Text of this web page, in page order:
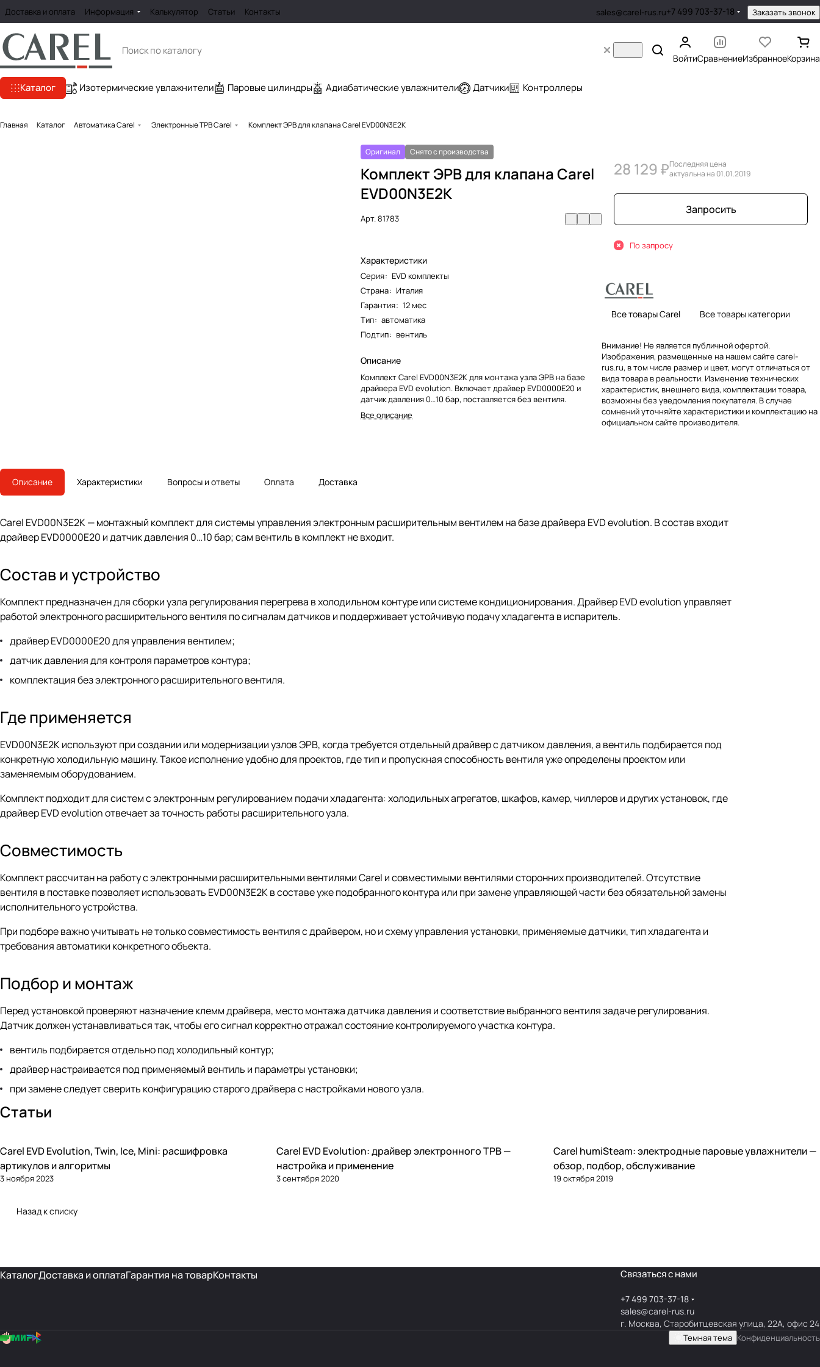
Доставка и оплата Информация Калькулятор Статьи Контакты sales@carel-rus.ru+7 499 703-37-18 Заказать звонок
ВойтиСравнениеИзбранноеКорзина
Каталог Изотермические увлажнители Паровые цилиндры Адиабатические увлажнители Датчики Контроллеры
Главная Каталог Автоматика Carel Электронные ТРВ Carel Комплект ЭРВ для клапана Carel EVD00N3E2K
Оригинал Снято с производства
Комплект ЭРВ для клапана Carel
EVD00N3E2K
Арт.81783
Характеристики
Серия: EVD комплекты
Страна: Италия
Гарантия: 12 мес
Тип: автоматика
Подтип: вентиль
Описание
Комплект Carel EVD00N3E2K для монтажа узла ЭРВ на базе
драйвера EVD evolution. Включает драйвер EVD0000E20 и
датчик давления 0…10 бар, поставляется без вентиля.
Все описание
28 129 ₽Последняя цена
актуальна на 01.01.2019
Запросить
По запросу
Все товары Carel Все товары категории
Внимание! Не является публичной офертой.
Изображения, размещенные на нашем сайте carel-
rus.ru, в том числе размер и цвет, могут отличаться от
вида товара в реальности. Изменение технических
характеристик, внешнего вида, комплектации товара,
возможны без уведомления покупателя. В случае
сомнений уточняйте характеристики и комплектацию на
официальном сайте производителя.
Описание Характеристики Вопросы и ответы Оплата Доставка
Carel EVD00N3E2K — монтажный комплект для системы управления электронным расширительным вентилем на базе драйвера EVD evolution. В состав входит
драйвер EVD0000E20 и датчик давления 0…10 бар; сам вентиль в комплект не входит.
Состав и устройство
Комплект предназначен для сборки узла регулирования перегрева в холодильном контуре или системе кондиционирования. Драйвер EVD evolution управляет
работой электронного расширительного вентиля по сигналам датчиков и поддерживает устойчивую подачу хладагента в испаритель.
драйвер EVD0000E20 для управления вентилем;
датчик давления для контроля параметров контура;
комплектация без электронного расширительного вентиля.
Где применяется
EVD00N3E2K используют при создании или модернизации узлов ЭРВ, когда требуется отдельный драйвер с датчиком давления, а вентиль подбирается под
конкретную холодильную машину. Такое исполнение удобно для проектов, где тип и пропускная способность вентиля уже определены проектом или
заменяемым оборудованием.
Комплект подходит для систем с электронным регулированием подачи хладагента: холодильных агрегатов, шкафов, камер, чиллеров и других установок, где
драйвер EVD evolution отвечает за точность работы расширительного узла.
Совместимость
Комплект рассчитан на работу с электронными расширительными вентилями Carel и совместимыми вентилями сторонних производителей. Отсутствие
вентиля в поставке позволяет использовать EVD00N3E2K в составе уже подобранного контура или при замене управляющей части без обязательной замены
исполнительного устройства.
При подборе важно учитывать не только совместимость вентиля с драйвером, но и схему управления установки, применяемые датчики, тип хладагента и
требования автоматики конкретного объекта.
Подбор и монтаж
Перед установкой проверяют назначение клемм драйвера, место монтажа датчика давления и соответствие выбранного вентиля задаче регулирования.
Датчик должен устанавливаться так, чтобы его сигнал корректно отражал состояние контролируемого участка контура.
вентиль подбирается отдельно под холодильный контур;
драйвер настраивается под применяемый вентиль и параметры установки;
при замене следует сверить конфигурацию старого драйвера с настройками нового узла.
Статьи
Автоматика и контроллеры
Carel EVD Evolution, Twin, Ice, Mini: расшифровка
артикулов и алгоритмы
3 ноября 2023
Автоматика и контроллеры
Carel EVD Evolution: драйвер электронного ТРВ —
настройка и применение
3 сентября 2020
Увлажнение
Carel humiSteam: электродные паровые увлажнители —
обзор, подбор, обслуживание
19 октября 2019
Назад к списку
КаталогДоставка и оплатаГарантия на товарКонтакты Связаться с нами
+7 499 703-37-18
sales@carel-rus.ru
г. Москва, Старобитцевская улица, 22А, офис 24
Темная тема Конфиденциальность